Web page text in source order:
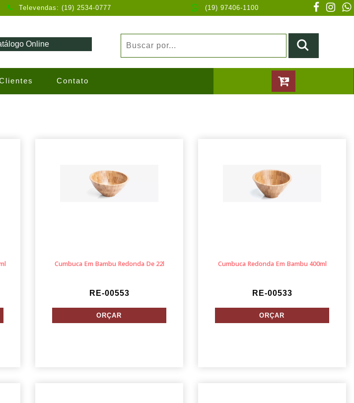
Televendas: (19) 2534-0777 (19) 97406-1100
Online
Contato
Cumbuca Em Bambu Redonda De 22l
RE-00553
Cumbuca Redonda Em Bambu 400ml
RE-00533